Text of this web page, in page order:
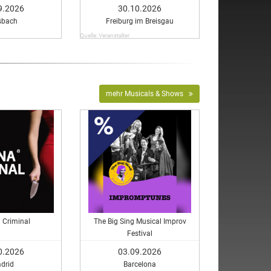
30.10.2026
Freiburg im Breisgau
Quelle: Veranstalter
mehr Musicals & Shows
Criminal
The Big Sing Musical Improv
Festival
03.09.2026
Barcelona